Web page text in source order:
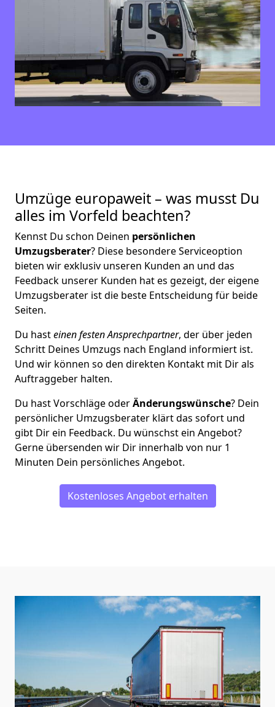
Umzüge europaweit – was musst Du
alles im Vorfeld beachten?
Kennst Du schon Deinen persönlichen
Umzugsberater? Diese besondere Serviceoption
bieten wir exklusiv unseren Kunden an und das
Feedback unserer Kunden hat es gezeigt, der eigene
Umzugsberater ist die beste Entscheidung für beide
Seiten.
Du hasteinen festen Ansprechpartner, der über jeden
Schritt Deines Umzugs nach England informiert ist.
Und wir können so den direkten Kontakt mit Dir als
Auftraggeber halten.
Du hast Vorschläge oderÄnderungswünsche? Dein
persönlicher Umzugsberater klärt das sofort und
gibt Dir ein Feedback. Du wünschst ein Angebot?
Gerne übersenden wir Dir innerhalb von nur 1
Minuten Dein persönliches Angebot.
Kostenloses Angebot erhalten